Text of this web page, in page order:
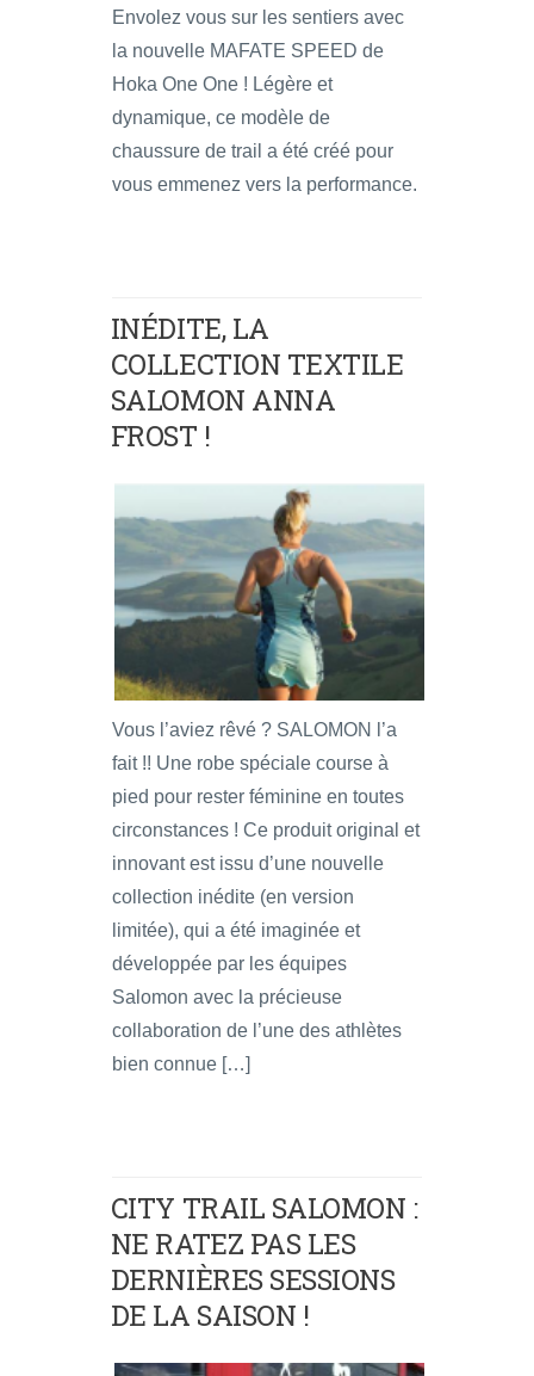
Envolez vous sur les sentiers avec
la nouvelle MAFATE SPEED de
Hoka One One ! Légère et
dynamique, ce modèle de
chaussure de trail a été créé pour
vous emmenez vers la performance.
INÉDITE, LA
COLLECTION TEXTILE
SALOMON ANNA
FROST !
Vous l’aviez rêvé ? SALOMON l’a
fait !! Une robe spéciale course à
pied pour rester féminine en toutes
circonstances ! Ce produit original et
innovant est issu d’une nouvelle
collection inédite (en version
limitée), qui a été imaginée et
développée par les équipes
Salomon avec la précieuse
collaboration de l’une des athlètes
bien connue […]
CITY TRAIL SALOMON :
NE RATEZ PAS LES
DERNIÈRES SESSIONS
DE LA SAISON !